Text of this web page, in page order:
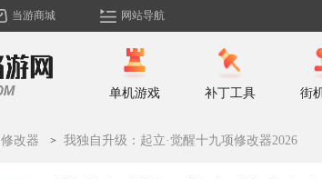
当游商城 网站导航
单机游戏 补丁工具 街
修改器 我独自升级：起立·觉醒十九项修改器2026